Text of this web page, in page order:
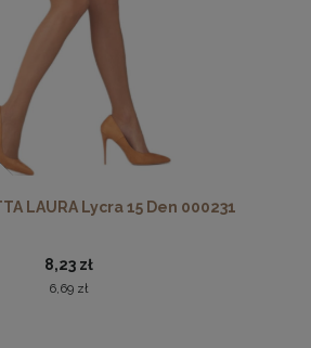
LAURA Lycra 15 Den 000231
8,23 zł
6,69 zł